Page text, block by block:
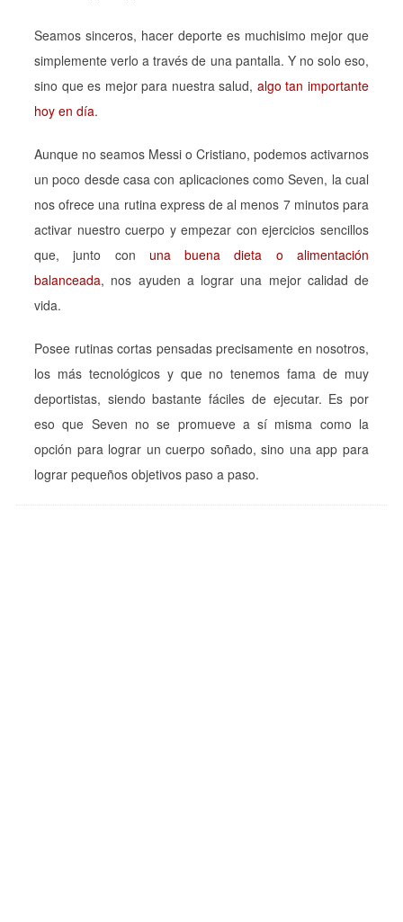
Seamos sinceros, hacer deporte es muchisimo mejor que
simplemente verlo a través de una pantalla. Y no solo eso,
sino que es mejor para nuestra salud, algo tan importante
hoy en día.
Aunque no seamos Messi o Cristiano, podemos activarnos
un poco desde casa con aplicaciones como Seven, la cual
nos ofrece una rutina express de al menos 7 minutos para
activar nuestro cuerpo y empezar con ejercicios sencillos
que, junto con una buena dieta o alimentación
balanceada, nos ayuden a lograr una mejor calidad de
vida.
Posee rutinas cortas pensadas precisamente en nosotros,
los más tecnológicos y que no tenemos fama de muy
deportistas, siendo bastante fáciles de ejecutar. Es por
eso que Seven no se promueve a sí misma como la
opción para lograr un cuerpo soñado, sino una app para
lograr pequeños objetivos paso a paso.